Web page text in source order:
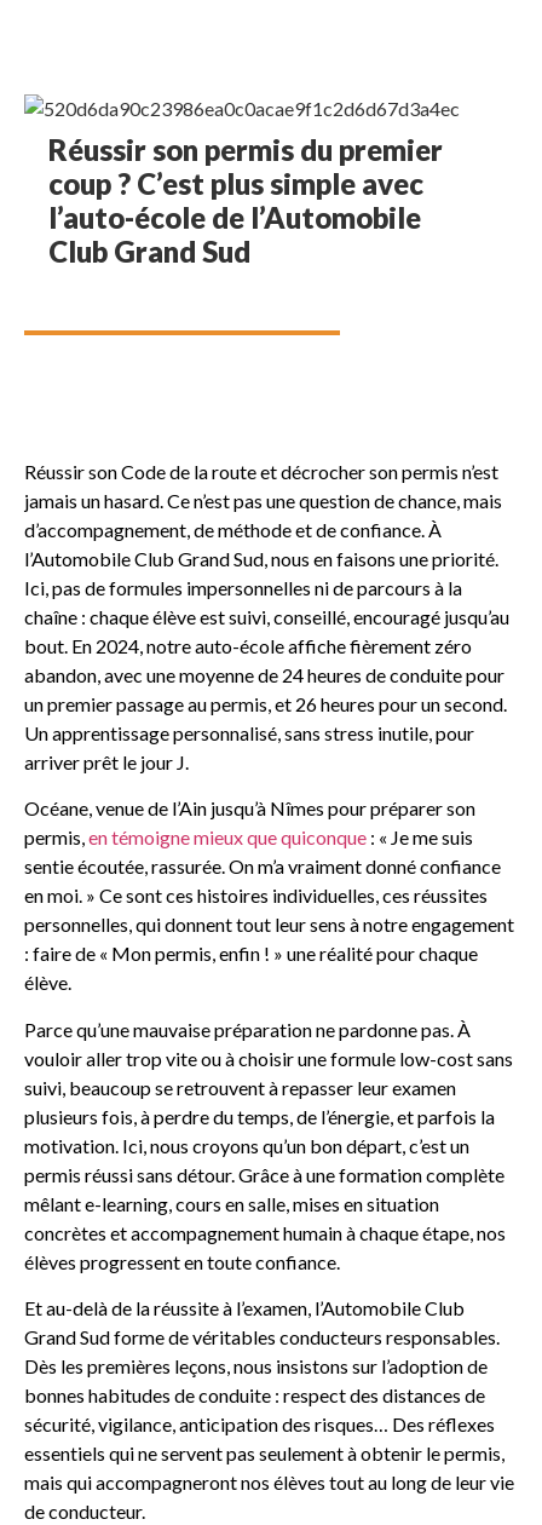
Réussir son permis du premier
coup ? C’est plus simple avec
l’auto-école de l’Automobile
Club Grand Sud
Réussir son Code de la route et décrocher son permis n’est
jamais un hasard. Ce n’est pas une question de chance, mais
d’accompagnement, de méthode et de confiance. À
l’Automobile Club Grand Sud, nous en faisons une priorité.
Ici, pas de formules impersonnelles ni de parcours à la
chaîne : chaque élève est suivi, conseillé, encouragé jusqu’au
bout. En 2024, notre auto-école affiche fièrement zéro
abandon, avec une moyenne de 24 heures de conduite pour
un premier passage au permis, et 26 heures pour un second.
Un apprentissage personnalisé, sans stress inutile, pour
arriver prêt le jour J.
Océane, venue de l’Ain jusqu’à Nîmes pour préparer son
permis,en témoigne mieux que quiconque : « Je me suis
sentie écoutée, rassurée. On m’a vraiment donné confiance
en moi. » Ce sont ces histoires individuelles, ces réussites
personnelles, qui donnent tout leur sens à notre engagement
: faire de « Mon permis, enfin ! » une réalité pour chaque
élève.
Parce qu’une mauvaise préparation ne pardonne pas. À
vouloir aller trop vite ou à choisir une formule low-cost sans
suivi, beaucoup se retrouvent à repasser leur examen
plusieurs fois, à perdre du temps, de l’énergie, et parfois la
motivation. Ici, nous croyons qu’un bon départ, c’est un
permis réussi sans détour. Grâce à une formation complète
mêlant e-learning, cours en salle, mises en situation
concrètes et accompagnement humain à chaque étape, nos
élèves progressent en toute confiance.
Et au-delà de la réussite à l’examen, l’Automobile Club
Grand Sud forme de véritables conducteurs responsables.
Dès les premières leçons, nous insistons sur l’adoption de
bonnes habitudes de conduite : respect des distances de
sécurité, vigilance, anticipation des risques… Des réflexes
essentiels qui ne servent pas seulement à obtenir le permis,
mais qui accompagneront nos élèves tout au long de leur vie
de conducteur.